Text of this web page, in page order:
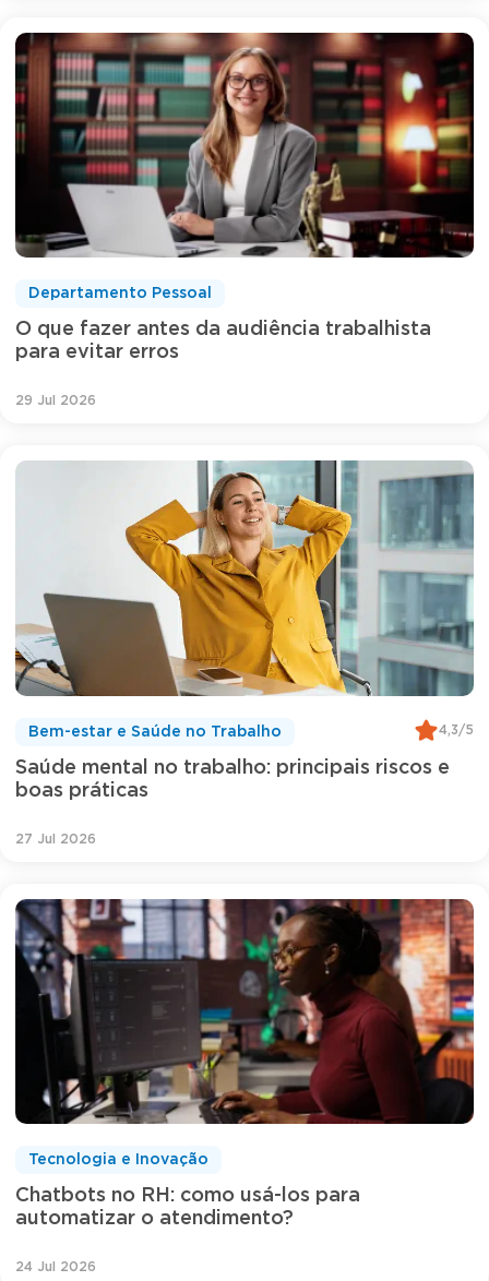
O que fazer antes da audiência trabalhista
para evitar erros
Departamento Pessoal
29 Jul 2026
Saúde mental no trabalho: principais riscos e
boas práticas
Bem-estar e Saúde no Trabalho 4,3/5
27 Jul 2026
Chatbots no RH: como usá-los para
automatizar o atendimento?
Tecnologia e Inovação
24 Jul 2026